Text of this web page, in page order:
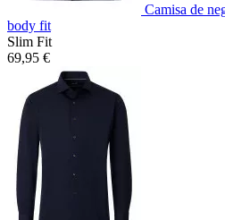
Camisa de
body fit
Slim Fit
69,95 €